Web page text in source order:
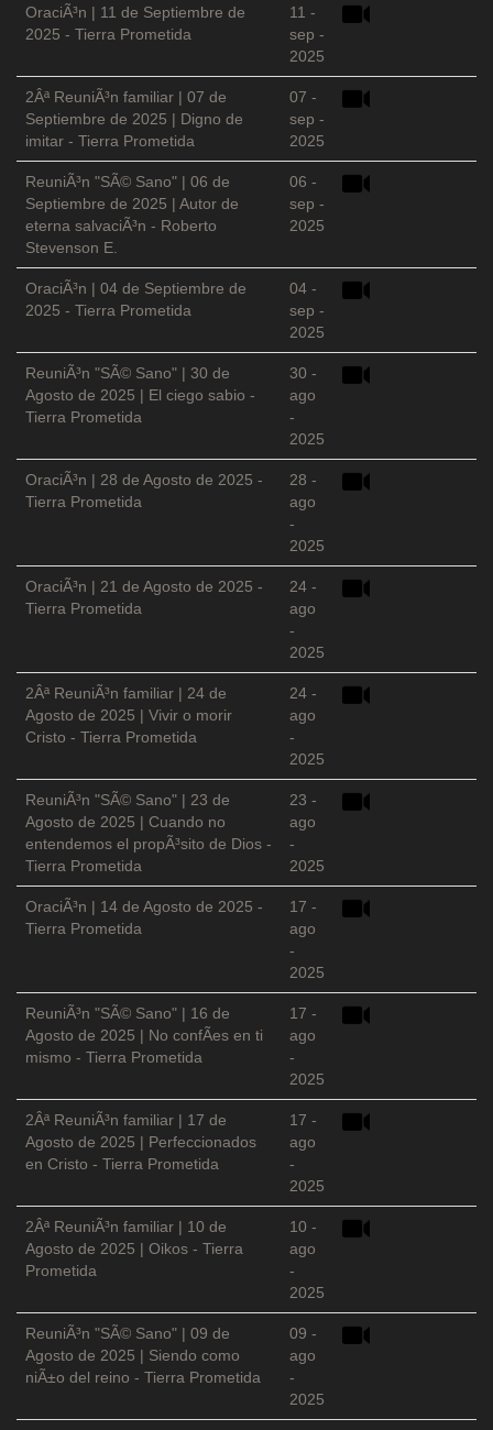
OraciÃ³n | 11 de Septiembre de
2025 - Tierra Prometida
11 -
sep -
2025
2Âª ReuniÃ³n familiar | 07 de
Septiembre de 2025 | Digno de
imitar - Tierra Prometida
07 -
sep -
2025
ReuniÃ³n "SÃ© Sano" | 06 de
Septiembre de 2025 | Autor de
eterna salvaciÃ³n - Roberto
Stevenson E.
06 -
sep -
2025
OraciÃ³n | 04 de Septiembre de
2025 - Tierra Prometida
04 -
sep -
2025
ReuniÃ³n "SÃ© Sano" | 30 de
Agosto de 2025 | El ciego sabio -
Tierra Prometida
30 -
ago
-
2025
OraciÃ³n | 28 de Agosto de 2025 -
Tierra Prometida
28 -
ago
-
2025
OraciÃ³n | 21 de Agosto de 2025 -
Tierra Prometida
24 -
ago
-
2025
2Âª ReuniÃ³n familiar | 24 de
Agosto de 2025 | Vivir o morir
Cristo - Tierra Prometida
24 -
ago
-
2025
ReuniÃ³n "SÃ© Sano" | 23 de
Agosto de 2025 | Cuando no
entendemos el propÃ³sito de Dios -
Tierra Prometida
23 -
ago
-
2025
OraciÃ³n | 14 de Agosto de 2025 -
Tierra Prometida
17 -
ago
-
2025
ReuniÃ³n "SÃ© Sano" | 16 de
Agosto de 2025 | No confÃ­es en ti
mismo - Tierra Prometida
17 -
ago
-
2025
2Âª ReuniÃ³n familiar | 17 de
Agosto de 2025 | Perfeccionados
en Cristo - Tierra Prometida
17 -
ago
-
2025
2Âª ReuniÃ³n familiar | 10 de
Agosto de 2025 | Oikos - Tierra
Prometida
10 -
ago
-
2025
ReuniÃ³n "SÃ© Sano" | 09 de
Agosto de 2025 | Siendo como
niÃ±o del reino - Tierra Prometida
09 -
ago
-
2025